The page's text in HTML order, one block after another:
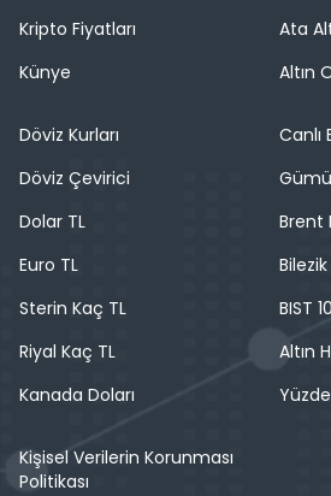
Kripto Fiyatları
Künye
Ata
Altın
Döviz Kurları
Döviz Çevirici
Dolar TL
Euro TL
Sterin Kaç TL
Riyal Kaç TL
Kanada Doları
Canlı
Brent
BIST
Altın
Kişisel Verilerin Korunması
Politikası